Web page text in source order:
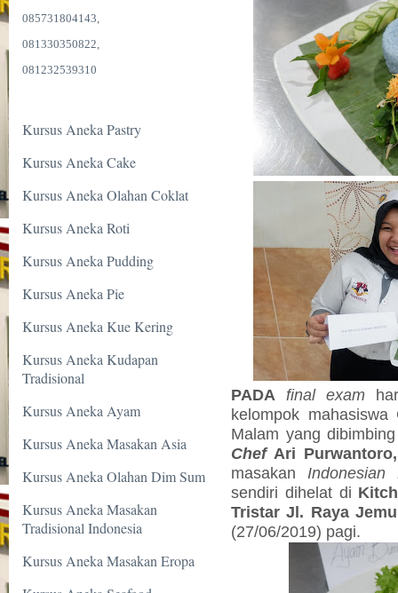
085731804143,
081330350822,
081232539310
Kursus Aneka Pastry
Kursus Aneka Cake
Kursus Aneka Olahan Coklat
Kursus Aneka Roti
Kursus Aneka Pudding
Kursus Aneka Pie
Kursus Aneka Kue Kering
Kursus Aneka Kudapan
Tradisional
Kursus Aneka Ayam
Kursus Aneka Masakan Asia
Kursus Aneka Olahan Dim Sum
Kursus Aneka Masakan
Tradisional Indonesia
Kursus Aneka Masakan Eropa
PADA final exam
kelompok
Malam yang
ChefAri Purwantoro,
masakan Indonesian
sendiri dihelat di
Tristar Jl. Raya
(27/06/2019) pagi.